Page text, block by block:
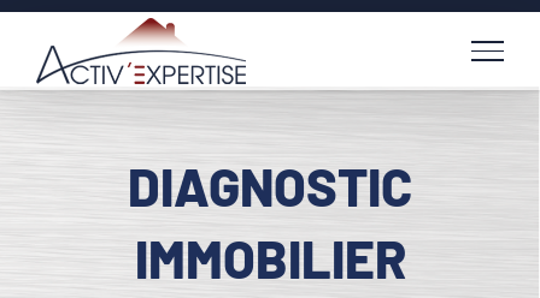
Passer
contenu
DIAGNOSTIC
IMMOBILIER